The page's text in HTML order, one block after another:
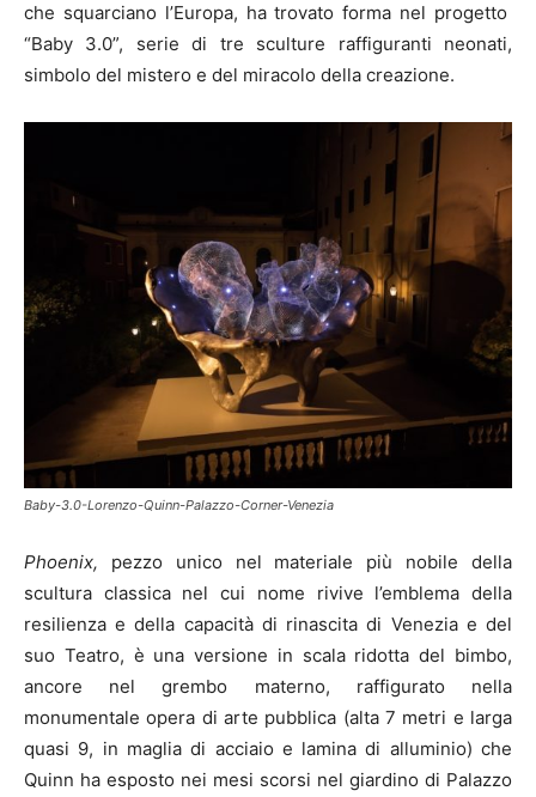
che squarciano l’Europa, ha trovato forma nel progetto
“Baby 3.0”, serie di tre sculture raffiguranti neonati,
simbolo del mistero e del miracolo della creazione.
Baby-3.0-Lorenzo-Quinn-Palazzo-Corner-Venezia
Phoenix, pezzo unico nel materiale più nobile della
scultura classica nel cui nome rivive l’emblema della
resilienza e della capacità di rinascita di Venezia e del
suo Teatro, è una versione in scala ridotta del bimbo,
ancore nel grembo materno, raffigurato nella
monumentale opera di arte pubblica (alta 7 metri e larga
quasi 9, in maglia di acciaio e lamina di alluminio) che
Quinn ha esposto nei mesi scorsi nel giardino di Palazzo